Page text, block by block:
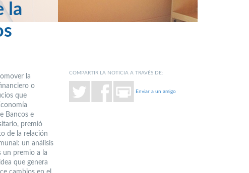
la
la
o
que
Bancos e
premió
de la relación
un análisis
un premio a la
que genera
COMPARTIR LA NOTICIA A TRAVÉS DE:
Enviar a un amigo